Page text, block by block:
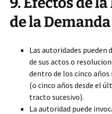
de la Demanda
Las autoridades pueden
de sus actos o
dentro de los cinco
(o cinco años desde el
tracto sucesivo).
La autoridad puede